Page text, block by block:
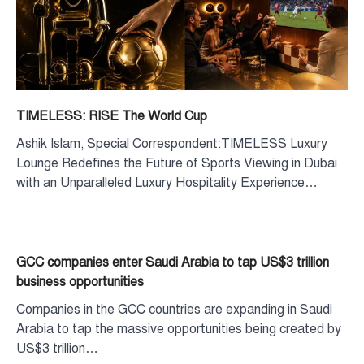
TIMELESS: RISE The World Cup
Ashik Islam, Special Correspondent:TIMELESS Luxury
Lounge Redefines the Future of Sports Viewing in Dubai
with an Unparalleled Luxury Hospitality Experience…
GCC companies enter Saudi Arabia to tap US$3 trillion
business opportunities
Companies in the GCC countries are expanding in Saudi
Arabia to tap the massive opportunities being created by
US$3 trillion…